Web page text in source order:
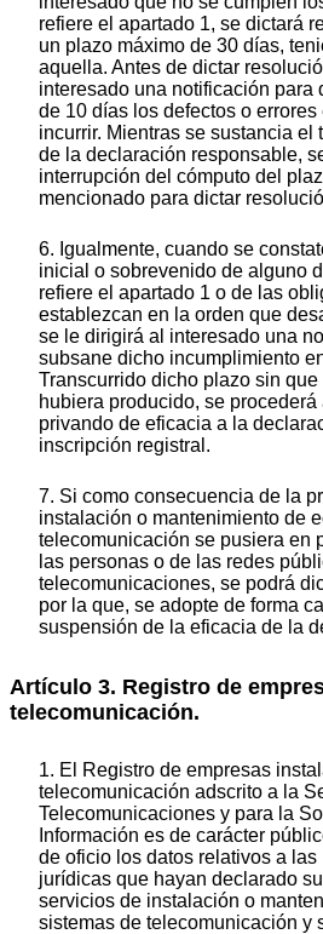
refiere el apartado 1, se dictará
un plazo máximo de 30 días,
aquella. Antes de dictar
interesado una notificación para
de 10 días los defectos o
incurrir. Mientras se sustancia el
de la declaración responsable,
interrupción del cómputo del
mencionado para dictar
6. Igualmente, cuando se
inicial o sobrevenido de alguno
refiere el apartado 1 o de las
establezcan en la orden que
se le dirigirá al interesado una
subsane dicho incumplimiento
Transcurrido dicho plazo sin
hubiera producido, se
privando de eficacia a la
inscripción registral.
7. Si como consecuencia de la
instalación o mantenimiento de
telecomunicación se pusiera en
las personas o de las redes
telecomunicaciones, se podrá
por la que, se adopte de forma
suspensión de la eficacia de la
Artículo 3. Registro de
telecomunicación.
1. El Registro de empresas
telecomunicación adscrito a la
Telecomunicaciones y para la
Información es de carácter
de oficio los datos relativos a
jurídicas que hayan declarado
servicios de instalación o
sistemas de telecomunicación y